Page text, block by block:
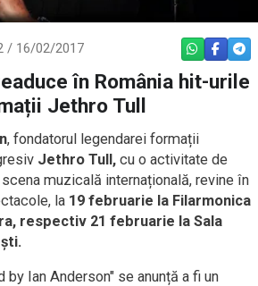
/ 16/02/2017 WHATSAPP
în România hit-urile
Jethro Tull
, fondatorul legendarei formații
Jethro Tull, cu o activitate de
muzicală internațională, revine în
la 19 februarie la Filarmonica
respectiv 21 februarie la Sala
by Ian Anderson" se anunță a fi un